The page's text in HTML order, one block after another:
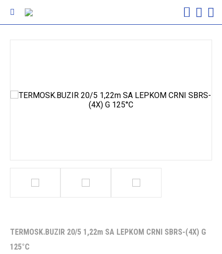
TERMOSK.BUZIR 20/5 1,22m SA LEPKOM CRNI SBRS-(4X) G
125°C